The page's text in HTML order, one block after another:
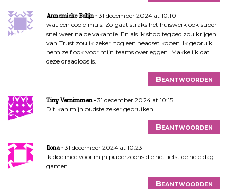
Annemieke Bolijn
31 december 2024 at 10:10
wat een coole muis. Zo gaat straks het huiswerk ook super
snel weer na de vakantie. En als ik shop tegoed zou krijgen
van Trust zou ik zeker nog een headset kopen. Ik gebruik
hem zelf ook voor mijn teams overleggen. Makkelijk dat
deze draadloos is.
Beantwoorden
Tiny Vernimmen
31 december 2024 at 10:15
Dit kan mijn oudste zeker gebruiken!
Beantwoorden
Ilona
31 december 2024 at 10:23
Ik doe mee voor mijn puberzoons die het liefst de hele dag
gamen.
Beantwoorden